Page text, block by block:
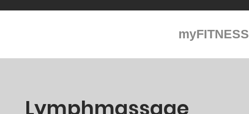
myFITNESS
Lymphmassage